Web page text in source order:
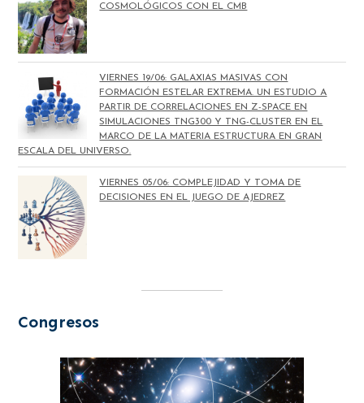
COSMOLÓGICOS CON EL CMB
VIERNES 19/06: GALAXIAS MASIVAS CON
FORMACIÓN ESTELAR EXTREMA. UN ESTUDIO A
PARTIR DE CORRELACIONES EN Z-SPACE EN
SIMULACIONES TNG300 Y TNG-CLUSTER EN EL
MARCO DE LA MATERIA ESTRUCTURA EN GRAN
ESCALA DEL UNIVERSO.
VIERNES 05/06: COMPLEJIDAD Y TOMA DE
DECISIONES EN EL JUEGO DE AJEDREZ
Congresos